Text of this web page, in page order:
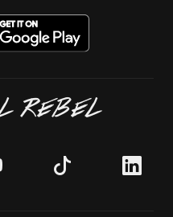
REBEL